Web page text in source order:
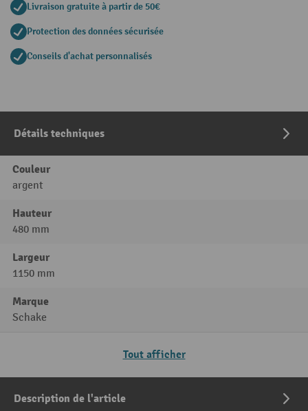
Livraison gratuite à partir de 50€
Protection des données sécurisée
Conseils d'achat personnalisés
Détails techniques
Couleur
argent
Hauteur
480 mm
Largeur
1150 mm
Marque
Schake
Tout afficher
Description de l'article